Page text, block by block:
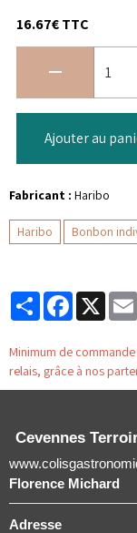
16.67€ TTC
Ajouter au
Fabricant : Haribo
Haribo Bonbon
PartagerFacebook
X
Minimum de
relais, grâce à nos
Cevennes
Florence Michard
Adresse